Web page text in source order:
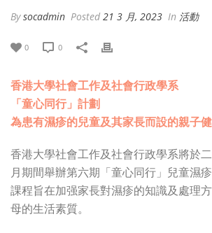
Bysocadmin Posted 21 3 月, 2023 In 活動
0 0
香港大學社會工作及社會行政學系
「童心同行」計劃
為患有濕疹的兒童及其家長而設的親子
香港大學社會工作及社會行政學系將於
月期間舉辦第六期「童心同行」兒童濕疹
課程旨在加强家長對濕疹的知識及處理
母的生活素質。